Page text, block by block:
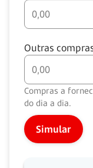
Outras
Compras a
do dia a dia.
Simular